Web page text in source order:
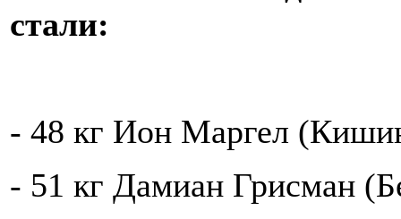
стали:
- 48 кг Ион Маргел
- 51 кг Дамиан Грисман